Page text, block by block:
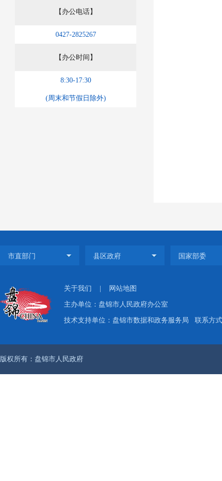
【办公电话】
0427-2825267
【办公时间】
8:30-17:30
(周末和节假日除外)
关于我们 网站地图
主办单位：盘锦市人民政府办公室
技术支持单位：盘锦市数据和政务服务局 联系方
版权所有：盘锦市人民政府